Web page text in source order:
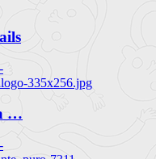
335x256.jpg
…